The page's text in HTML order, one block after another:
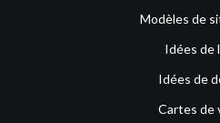
Modèles de
Idées de
Idées de
Cartes de